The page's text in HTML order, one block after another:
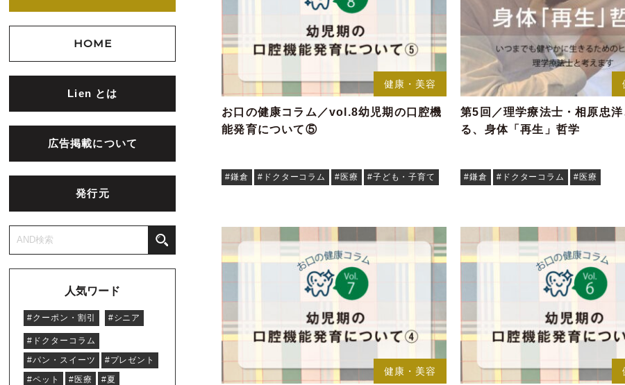
HOME
Lien とは
広告掲載について
発行元
人気ワード
#クーポン・割引 #シニア
#ドクターコラム
#パン・スイーツ
#プレゼント
#ペット
#医療
#夏
健康・美容
お口の健康コラム／vol.8幼児期の口腔機
能発育について⑤
#鎌倉 #ドクターコラム #医療 #子ども・子育て
第5回／理学療法士・相原忠
る、身体「再生」哲学
#鎌倉 #ドクターコラム #医療
健康・美容